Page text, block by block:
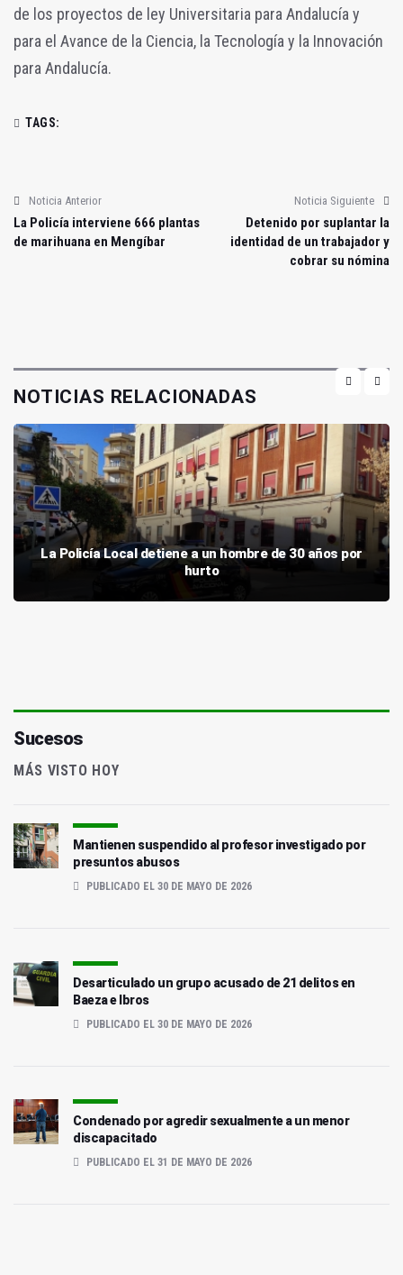
de los proyectos de ley Universitaria para Andalucía y
para el Avance de la Ciencia, la Tecnología y la Innovación
para Andalucía.
TAGS:
Noticia Anterior
La Policía interviene 666 plantas
de marihuana en Mengíbar
Noticia Siguiente
Detenido por suplantar la
identidad de un trabajador y
cobrar su nómina
NOTICIAS RELACIONADAS
La Policía Local detiene a un hombre de 30 años por
hurto
Sucesos
MÁS VISTO HOY
Mantienen suspendido al profesor investigado por
presuntos abusos
PUBLICADO EL 30 DE MAYO DE 2026
Desarticulado un grupo acusado de 21 delitos en
Baeza e Ibros
PUBLICADO EL 30 DE MAYO DE 2026
Condenado por agredir sexualmente a un menor
discapacitado
PUBLICADO EL 31 DE MAYO DE 2026